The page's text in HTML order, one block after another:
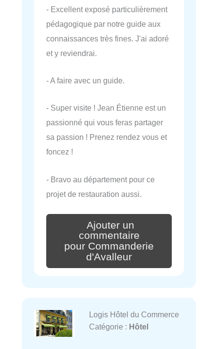
- Excellent exposé particulièrement
pédagogique par notre guide aux
connaissances très fines. J'ai adoré
et y reviendrai.
- A faire avec un guide.
- Super visite ! Jean Étienne est un
passionné qui vous feras partager
sa passion ! Prenez rendez vous et
foncez !
- Bravo au département pour ce
projet de restauration aussi.
Ajouter un
commentaire
pour Commanderie
d'Avalleur
Logis Hôtel du Commerce
Catégorie : Hôtel